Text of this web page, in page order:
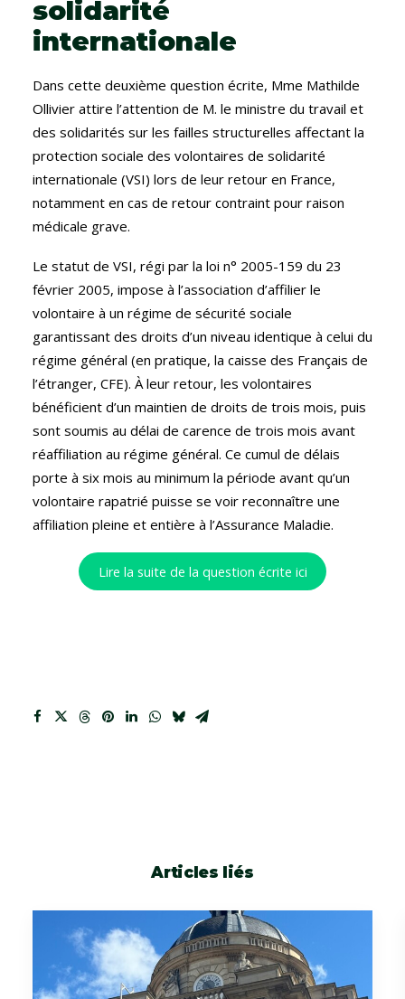
solidarité
internationale
Dans cette deuxième question écrite, Mme Mathilde
Ollivier attire l’attention de M. le ministre du travail et
des solidarités sur les failles structurelles affectant la
protection sociale des volontaires de solidarité
internationale (VSI) lors de leur retour en France,
notamment en cas de retour contraint pour raison
médicale grave.
Le statut de VSI, régi par la loi n° 2005-159 du 23
février 2005, impose à l’association d’affilier le
volontaire à un régime de sécurité sociale
garantissant des droits d’un niveau identique à celui du
régime général (en pratique, la caisse des Français de
l’étranger, CFE). À leur retour, les volontaires
bénéficient d’un maintien de droits de trois mois, puis
sont soumis au délai de carence de trois mois avant
réaffiliation au régime général. Ce cumul de délais
porte à six mois au minimum la période avant qu’un
volontaire rapatrié puisse se voir reconnaître une
affiliation pleine et entière à l’Assurance Maladie.
Lire la suite de la question écrite ici
Articles liés